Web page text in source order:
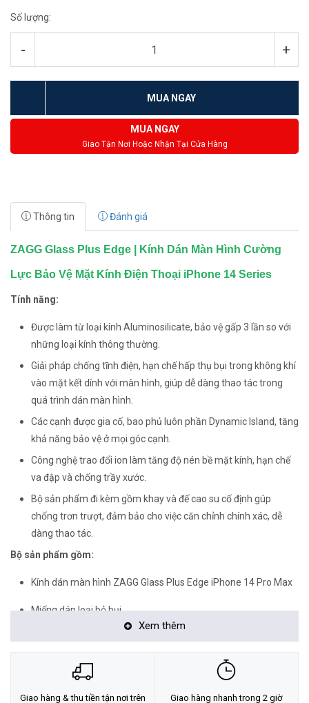
Số lượng:
- +
MUA NGAY
MUA NGAY
Giao Tận Nơi Hoặc Nhận Tại Cửa Hàng
Thông tin Đánh giá
ZAGG Glass Plus Edge | Kính Dán Màn Hình Cường
Lực Bảo Vệ Mặt Kính Điện Thoại iPhone 14 Series
Tính năng:
Được làm từ loại kính Aluminosilicate, bảo vệ gấp 3 lần so với
những loại kính thông thường.
Giải pháp chống tĩnh điện, hạn chế hấp thụ bụi trong không khí
vào mặt kết dính với màn hình, giúp dễ dàng thao tác trong
quá trình dán màn hình.
Các cạnh được gia cố, bao phủ luôn phần Dynamic Island, tăng
khả năng bảo vệ ở mọi góc cạnh.
Công nghệ trao đổi ion làm tăng độ nén bề mặt kính, hạn chế
va đập và chống trầy xước.
Bộ sản phẩm đi kèm gồm khay và đế cao su cố định gúp
chống trơn trượt, đảm bảo cho việc căn chỉnh chính xác, dễ
dàng thao tác.
Bộ sản phẩm gồm:
Kính dán màn hình ZAGG Glass Plus Edge iPhone 14 Pro Max
Miếng dán loại bỏ bụi
Khay cố định và đế cao su chống trơn trượt
<Hotline: 0828.011.011 - (028)7300.2021 - VoHoang.vn>
Xem thêm
Giao hàng & thu tiền tận nơi trên Giao hàng nhanh trong 2 giờ